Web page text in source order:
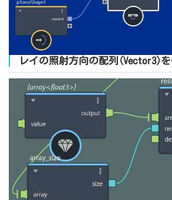
レイの照射方向の配列(Vector3)を